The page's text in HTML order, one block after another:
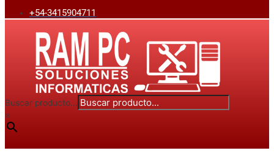
+54-3415904711
Buscar producto...
×